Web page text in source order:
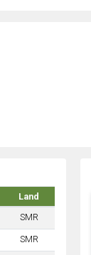
Land
SMR
SMR